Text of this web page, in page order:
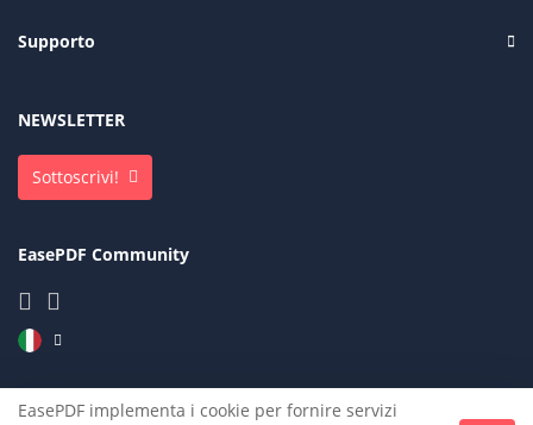
Supporto
NEWSLETTER
Sottoscrivi!
EasePDF Community
EasePDF implementa i cookie per fornire servizi